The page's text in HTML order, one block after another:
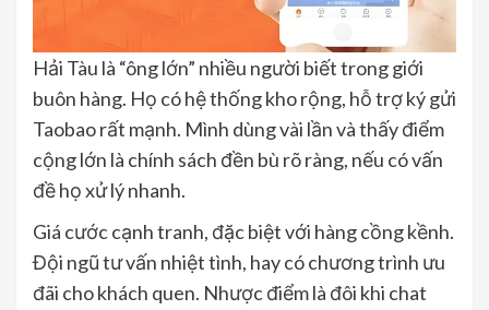
Hải Tàu là “ông lớn” nhiều người biết trong giới
buôn hàng. Họ có hệ thống kho rộng, hỗ trợ ký gửi
Taobao rất mạnh. Mình dùng vài lần và thấy điểm
cộng lớn là chính sách đền bù rõ ràng, nếu có vấn
đề họ xử lý nhanh.
Giá cước cạnh tranh, đặc biệt với hàng cồng kềnh.
Đội ngũ tư vấn nhiệt tình, hay có chương trình ưu
đãi cho khách quen. Nhược điểm là đôi khi chat